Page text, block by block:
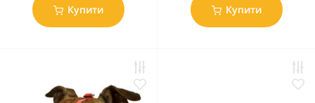
Купити Купити